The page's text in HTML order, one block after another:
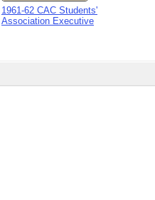
1961-62 CAC Students'
Association Executive